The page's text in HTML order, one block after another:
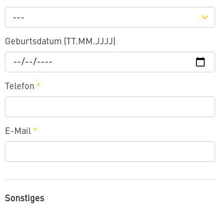
---
Geburtsdatum (TT.MM.JJJJ)
Telefon *
E-Mail *
Sonstiges